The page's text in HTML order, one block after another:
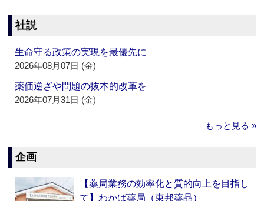
社説
生命守る政策の実現を最優先に
2026年08月07日 (金)
薬価逆ざや問題の抜本的改革を
2026年07月31日 (金)
もっと見る »
企画
【薬局業務の効率化と質的向上を目指し
て】わかば薬局（東邦薬品）